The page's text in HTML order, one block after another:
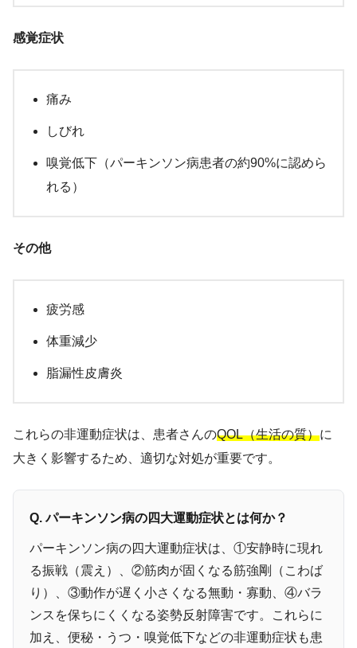
感覚症状
痛み
しびれ
嗅覚低下（パーキンソン病患者の約90%に認めら
れる）
その他
疲労感
体重減少
脂漏性皮膚炎
これらの非運動症状は、患者さんのQOL（生活の質）に
大きく影響するため、適切な対処が重要です。
Q. パーキンソン病の四大運動症状とは何か？
パーキンソン病の四大運動症状は、①安静時に現れ
る振戦（震え）、②筋肉が固くなる筋強剛（こわば
り）、③動作が遅く小さくなる無動・寡動、④バラ
ンスを保ちにくくなる姿勢反射障害です。これらに
加え、便秘・うつ・嗅覚低下などの非運動症状も患